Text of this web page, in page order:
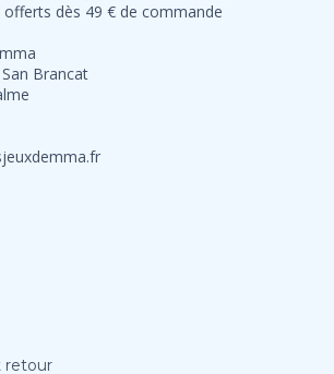
offerts dès 49 € de commande
Brancat
retour